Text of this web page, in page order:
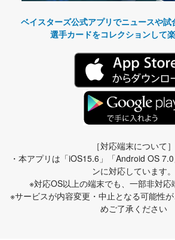
ベイスターズ公式アプリでニュースや試
選手カードをコレクションして楽
［対応端末について］
・本アプリは「iOS15.6」「Android OS
ンに対応しています。
※対応OS以上の端末でも、一部非対応
※サービスが内容変更・中止となる可能性
めご了承ください